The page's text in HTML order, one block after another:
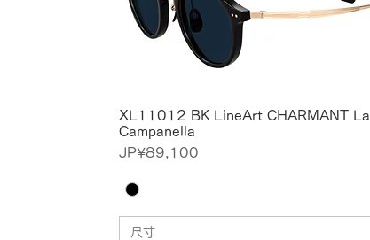
XL11012 BK LineArt CHARMANT La
Campanella
價格
JP¥89,100
尺寸